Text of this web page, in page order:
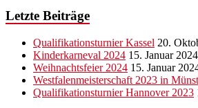
Letzte Beiträge
Qualifikationsturnier Kassel 20.
Kinderkarneval 2024 15. Januar 2024
Weihnachtsfeier 2024 15. Januar
Westfalenmeisterschaft 2023 in
Qualifikationsturnier Hannover 2023